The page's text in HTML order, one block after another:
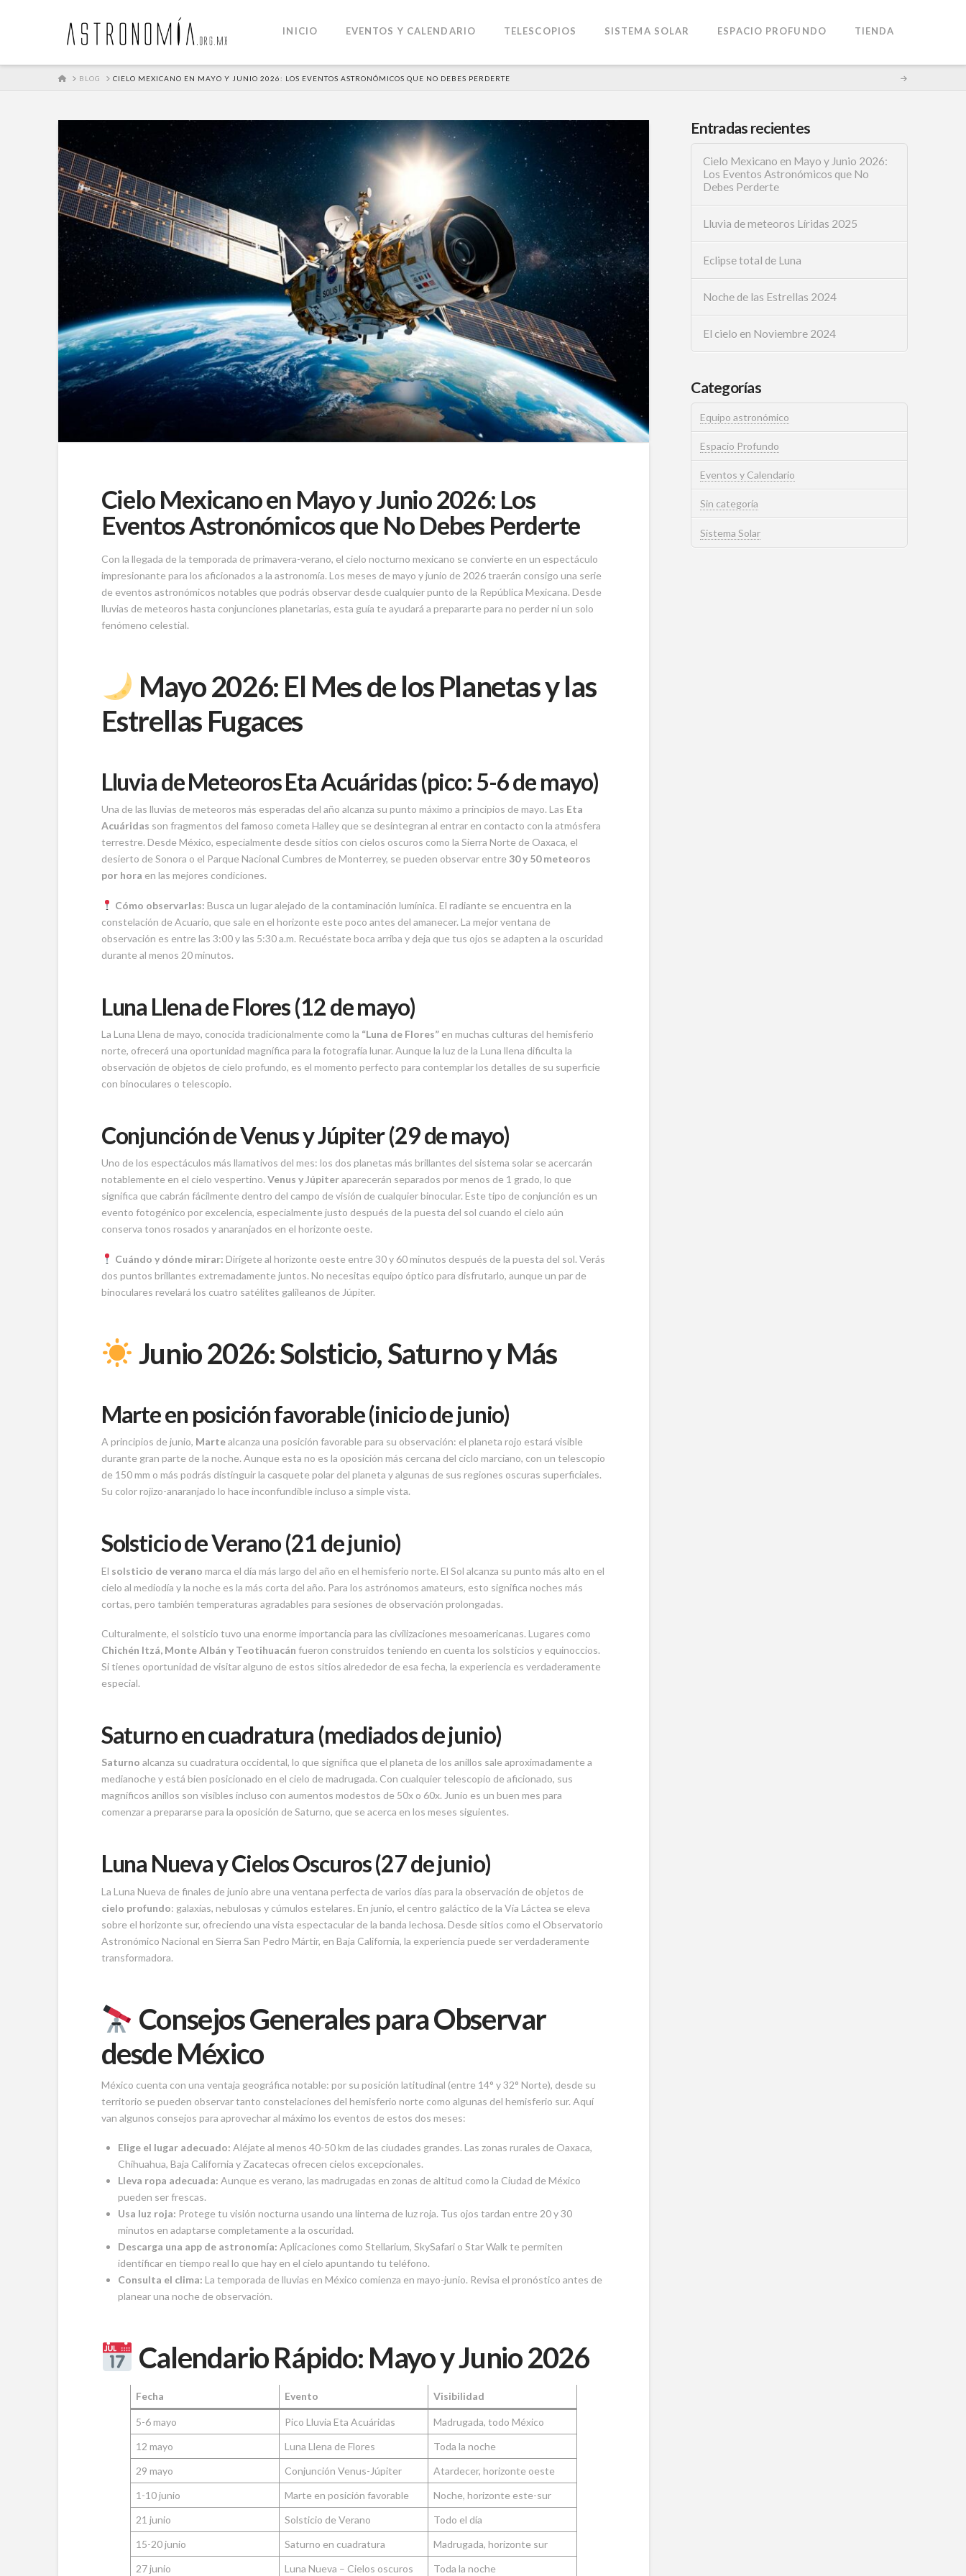
INICIO EVENTOS Y CALENDARIO TELESCOPIOS SISTEMA SOLAR ESPACIO PROFUNDO TIENDA
HOME
BLOG CIELO MEXICANO EN MAYO Y JUNIO 2026: LOS EVENTOS ASTRONÓMICOS QUE NO DEBES PERDERTE
Cielo Mexicano en Mayo y Junio 2026: Los
Eventos Astronómicos que No Debes Perderte
Con la llegada de la temporada de primavera-verano, el cielo nocturno mexicano se convierte en un espectáculo
impresionante para los aficionados a la astronomía. Los meses de mayo y junio de 2026 traerán consigo una serie
de eventos astronómicos notables que podrás observar desde cualquier punto de la República Mexicana. Desde
lluvias de meteoros hasta conjunciones planetarias, esta guía te ayudará a prepararte para no perder ni un solo
fenómeno celestial.
Mayo 2026: El Mes de los Planetas y las
Estrellas Fugaces
Lluvia de Meteoros Eta Acuáridas (pico: 5-6 de mayo)
Una de las lluvias de meteoros más esperadas del año alcanza su punto máximo a principios de mayo. Las Eta
Acuáridas son fragmentos del famoso cometa Halley que se desintegran al entrar en contacto con la atmósfera
terrestre. Desde México, especialmente desde sitios con cielos oscuros como la Sierra Norte de Oaxaca, el
desierto de Sonora o el Parque Nacional Cumbres de Monterrey, se pueden observar entre 30 y 50 meteoros
por hora en las mejores condiciones.
Cómo observarlas: Busca un lugar alejado de la contaminación lumínica. El radiante se encuentra en la
constelación de Acuario, que sale en el horizonte este poco antes del amanecer. La mejor ventana de
observación es entre las 3:00 y las 5:30 a.m. Recuéstate boca arriba y deja que tus ojos se adapten a la oscuridad
durante al menos 20 minutos.
Luna Llena de Flores (12 de mayo)
La Luna Llena de mayo, conocida tradicionalmente como la “Luna de Flores”en muchas culturas del hemisferio
norte, ofrecerá una oportunidad magnífica para la fotografía lunar. Aunque la luz de la Luna llena dificulta la
observación de objetos de cielo profundo, es el momento perfecto para contemplar los detalles de su superficie
con binoculares o telescopio.
Conjunción de Venus y Júpiter (29 de mayo)
Uno de los espectáculos más llamativos del mes: los dos planetas más brillantes del sistema solar se acercarán
notablemente en el cielo vespertino. Venus y Júpiteraparecerán separados por menos de 1 grado, lo que
significa que cabrán fácilmente dentro del campo de visión de cualquier binocular. Este tipo de conjunción es un
evento fotogénico por excelencia, especialmente justo después de la puesta del sol cuando el cielo aún
conserva tonos rosados y anaranjados en el horizonte oeste.
Cuándo y dónde mirar: Dirígete al horizonte oeste entre 30 y 60 minutos después de la puesta del sol. Verás
dos puntos brillantes extremadamente juntos. No necesitas equipo óptico para disfrutarlo, aunque un par de
binoculares revelará los cuatro satélites galileanos de Júpiter.
Junio 2026: Solsticio, Saturno y Más
Marte en posición favorable (inicio de junio)
A principios de junio, Martealcanza una posición favorable para su observación: el planeta rojo estará visible
durante gran parte de la noche. Aunque esta no es la oposición más cercana del ciclo marciano, con un telescopio
de 150 mm o más podrás distinguir la casquete polar del planeta y algunas de sus regiones oscuras superficiales.
Su color rojizo-anaranjado lo hace inconfundible incluso a simple vista.
Solsticio de Verano (21 de junio)
El solsticio de verano marca el día más largo del año en el hemisferio norte. El Sol alcanza su punto más alto en el
cielo al mediodía y la noche es la más corta del año. Para los astrónomos amateurs, esto significa noches más
cortas, pero también temperaturas agradables para sesiones de observación prolongadas.
Culturalmente, el solsticio tuvo una enorme importancia para las civilizaciones mesoamericanas. Lugares como
Chichén Itzá, Monte Albán y Teotihuacán fueron construidos teniendo en cuenta los solsticios y equinoccios.
Si tienes oportunidad de visitar alguno de estos sitios alrededor de esa fecha, la experiencia es verdaderamente
especial.
Saturno en cuadratura (mediados de junio)
Saturno alcanza su cuadratura occidental, lo que significa que el planeta de los anillos sale aproximadamente a
medianoche y está bien posicionado en el cielo de madrugada. Con cualquier telescopio de aficionado, sus
magníficos anillos son visibles incluso con aumentos modestos de 50x o 60x. Junio es un buen mes para
comenzar a prepararse para la oposición de Saturno, que se acerca en los meses siguientes.
Luna Nueva y Cielos Oscuros (27 de junio)
La Luna Nueva de finales de junio abre una ventana perfecta de varios días para la observación de objetos de
cielo profundo: galaxias, nebulosas y cúmulos estelares. En junio, el centro galáctico de la Vía Láctea se eleva
sobre el horizonte sur, ofreciendo una vista espectacular de la banda lechosa. Desde sitios como el Observatorio
Astronómico Nacional en Sierra San Pedro Mártir, en Baja California, la experiencia puede ser verdaderamente
transformadora.
Consejos Generales para Observar
desde México
México cuenta con una ventaja geográfica notable: por su posición latitudinal (entre 14° y 32° Norte), desde su
territorio se pueden observar tanto constelaciones del hemisferio norte como algunas del hemisferio sur. Aquí
van algunos consejos para aprovechar al máximo los eventos de estos dos meses:
Elige el lugar adecuado: Aléjate al menos 40-50 km de las ciudades grandes. Las zonas rurales de Oaxaca,
Chihuahua, Baja California y Zacatecas ofrecen cielos excepcionales.
Lleva ropa adecuada: Aunque es verano, las madrugadas en zonas de altitud como la Ciudad de México
pueden ser frescas.
Usa luz roja: Protege tu visión nocturna usando una linterna de luz roja. Tus ojos tardan entre 20 y 30
minutos en adaptarse completamente a la oscuridad.
Descarga una app de astronomía: Aplicaciones como Stellarium, SkySafari o Star Walk te permiten
identificar en tiempo real lo que hay en el cielo apuntando tu teléfono.
Consulta el clima: La temporada de lluvias en México comienza en mayo-junio. Revisa el pronóstico antes de
planear una noche de observación.
Calendario Rápido: Mayo y Junio 2026
Fecha Evento Visibilidad
5-6 mayo Pico Lluvia Eta Acuáridas
Madrugada, todo México
12 mayo
Luna Llena de Flores
Toda la noche
29 mayo
Conjunción Venus-Júpiter
Atardecer, horizonte oeste
1-10 junio
Marte en posición favorable
Noche, horizonte este-sur
21 junio
Solsticio de Verano
Todo el día
15-20 junio
Saturno en cuadratura
Madrugada, horizonte sur
27 junio
Luna Nueva – Cielos oscuros Toda la noche
Entradas recientes
Cielo Mexicano en Mayo y Junio 2026:
Los Eventos Astronómicos que No
Debes Perderte
Lluvia de meteoros Líridas 2025
Eclipse total de Luna
Noche de las Estrellas 2024
El cielo en Noviembre 2024
Categorías
Equipo astronómico
Espacio Profundo
Eventos y Calendario
Sin categoría
Sistema Solar